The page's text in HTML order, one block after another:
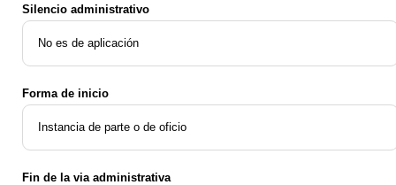
Silencio administrativo
No es de aplicación
Forma de inicio
Instancia de parte o de oficio
Fin de la via administrativa